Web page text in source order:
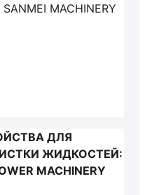
MACHINERY
ДЛЯ
ЖИДКОСТЕЙ:
MACHINERY